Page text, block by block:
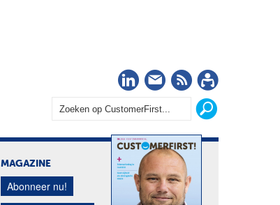
LinkedIn
Nieuwsbrief
RSS
MAGAZINE
Abonneer nu!